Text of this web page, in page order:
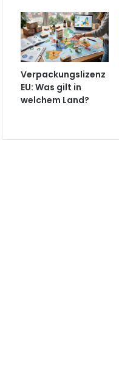
Verpackungslizenz
EU: Was gilt in
welchem Land?